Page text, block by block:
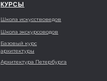
КУРСЫ
Школа искусствоведов
Школа экскурсоводов
Базовый курс
архитектуры
Архитектура Петербурга